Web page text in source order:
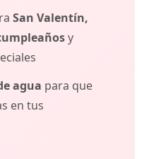
San Valentín,
y
agua para que
en tus